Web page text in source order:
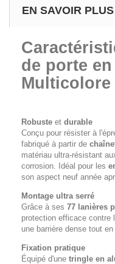
EN SAVOIR PLUS
de porte
Multicolore
Robuste et durable
Conçu pour résister à
fabriqué à partir de
matériau ultra-résistant
corrosion. Idéal pour les
son aspect neuf année
Montage ultra serré
Grâce à ses 77 lanières
protection efficace contre
une barrière dense tout
Fixation pratique
Équipé d'une tringle en